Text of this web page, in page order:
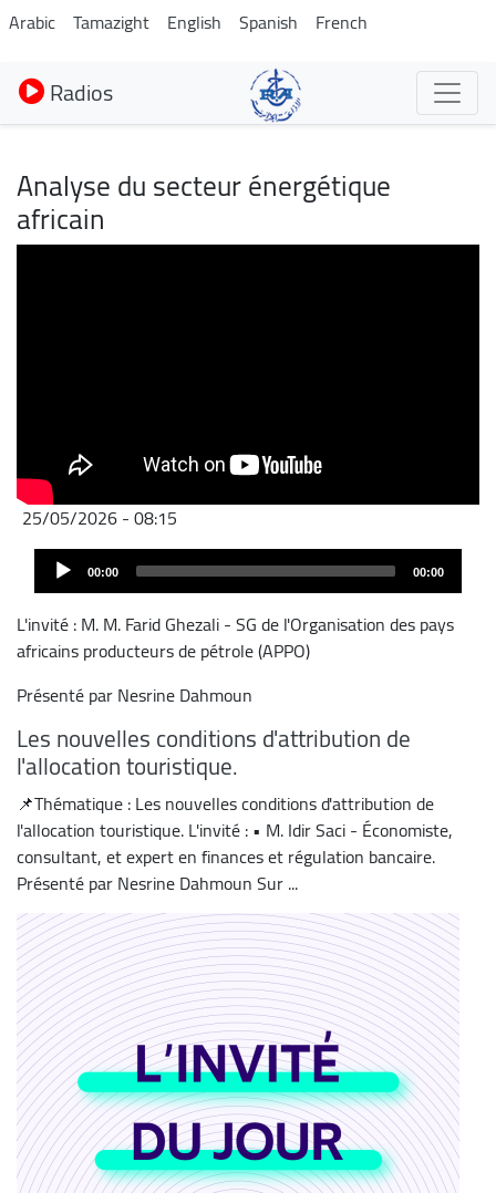
Aller
au
contenu
principal
Arabic Tamazight English Spanish French
Radios
Analyse du secteur énergétique
africain
25/05/2026 - 08:15
Audio
Player 00:00 00:00
L'invité : M. M. Farid Ghezali - SG de l'Organisation des pays
africains producteurs de pétrole (APPO)
Présenté par Nesrine Dahmoun
Les nouvelles conditions d'attribution de
l'allocation touristique.
📌Thématique : Les nouvelles conditions d'attribution de
l'allocation touristique. L'invité : • M. Idir Saci - Économiste,
consultant, et expert en finances et régulation bancaire.
Présenté par Nesrine Dahmoun Sur ...